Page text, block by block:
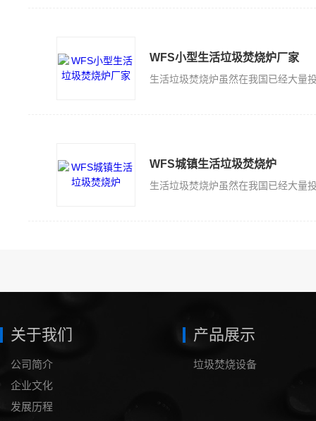
WFS小型生活垃圾焚烧炉厂家
WFS城镇生活垃圾焚烧炉
关于我们
公司简介
企业文化
发展历程
产品展示
垃圾焚烧设备